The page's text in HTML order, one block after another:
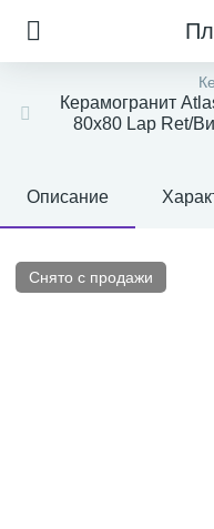
Керамогранит
80x80 Lap Ret/
Описание
Снято с продажи